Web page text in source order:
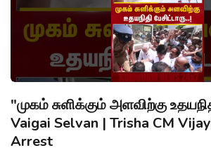
"முகம் சுளிக்கும் அளவிற்கு
Vaigai Selvan | Trisha CM
Arrest